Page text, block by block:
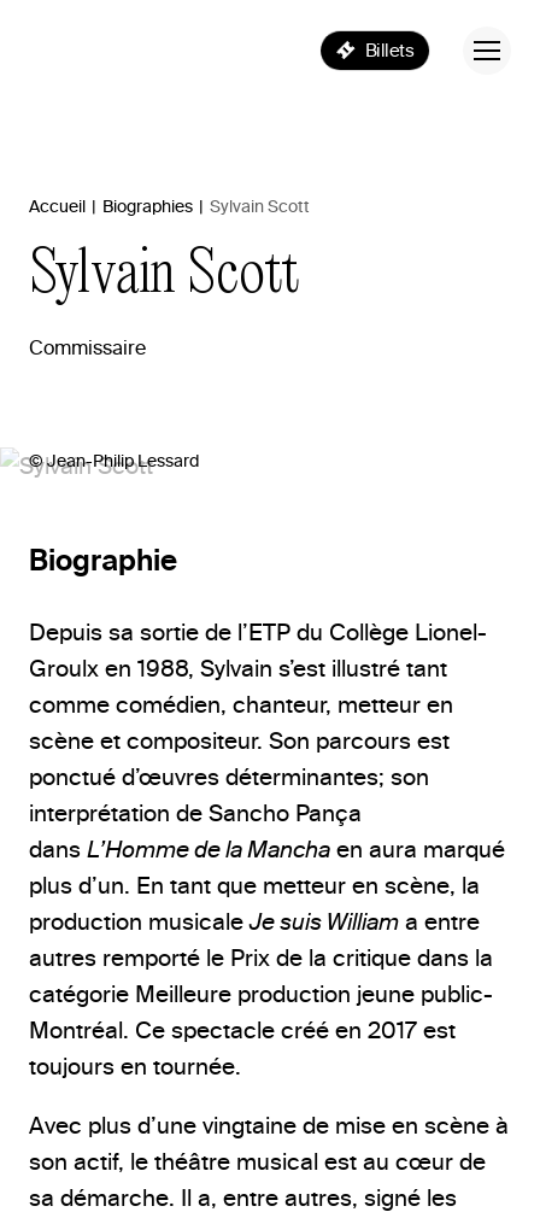
Billets
Accueil | Biographies | Sylvain Scott
Sylvain Scott
Commissaire
© Jean-Philip Lessard
Biographie
Depuis sa sortie de l’ETP du Collège Lionel-
Groulx en 1988, Sylvain s’est illustré tant
comme comédien, chanteur, metteur en
scène et compositeur. Son parcours est
ponctué d’œuvres déterminantes; son
interprétation de Sancho Pança
dans L’Homme de la Mancha en aura marqué
plus d’un. En tant que metteur en scène, la
production musicaleJe suis William a entre
autres remporté le Prix de la critique dans la
catégorie Meilleure production jeune public-
Montréal. Ce spectacle créé en 2017 est
toujours en tournée.
Avec plus d’une vingtaine de mise en scène à
son actif, le théâtre musical est au cœur de
sa démarche. Il a, entre autres, signé les